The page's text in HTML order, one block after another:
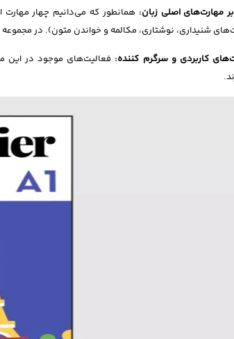
مهارت‌های اصلی زبان: همانطور که می‌دانیم چهار مهارت
شنیداری، نوشتاری، مکالمه و خواندن متون). در
کاربردی و سرگرم کننده: فعالیت‌های موجود در این